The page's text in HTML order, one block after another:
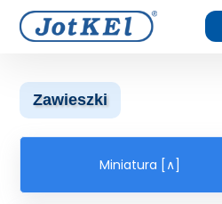
Zawieszki
Miniatura [∧]